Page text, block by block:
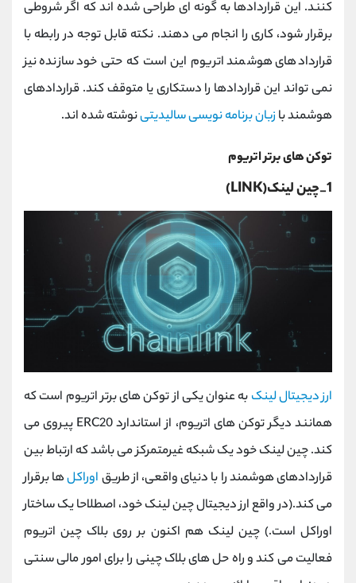
کنند. این قراردادها به گونه ای طراحی شده اند که اگر شروطی
برقرار شود، کاری را انجام می دهند. نکته قابل توجه در رابطه با
قراردادهای هوشمند اتریوم این است که حتی خود سازنده نیز
نمی تواند این قراردادها را دستکاری یا متوقف کند. قراردادهای
هوشمند با زبان برنامه نویسی سالیدیتینوشته شده اند.
توکن های برتر اتریوم
1_چین لینک(LINK)
ارز دیجیتال لینک به عنوان یکی از توکن های برتر اتریوم است که
همانند دیگر توکن های اتریوم، از استاندارد ERC20 پیروی می
کند. چین لینک خود یک شبکه غیرمتمرکز می باشد که ارتباط بین
قراردادهای هوشمند را با دنیای واقعی، از طریق اوراکلها برقرار
می کند.(در واقع ارز دیجیتال چین لینک خود، اصطلاحا یک ساختار
اوراکل است.) چین لینک هم اکنون بر روی بلاک چین اتریوم
فعالیت می کند و راه حل های بلاک چینی را برای امور مالی سنتی